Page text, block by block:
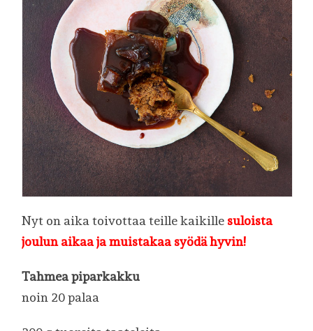
Nyt on aika toivottaa teille kaikille suloista
joulun aikaa ja muistakaa syödä hyvin!
Tahmea piparkakku
noin 20 palaa